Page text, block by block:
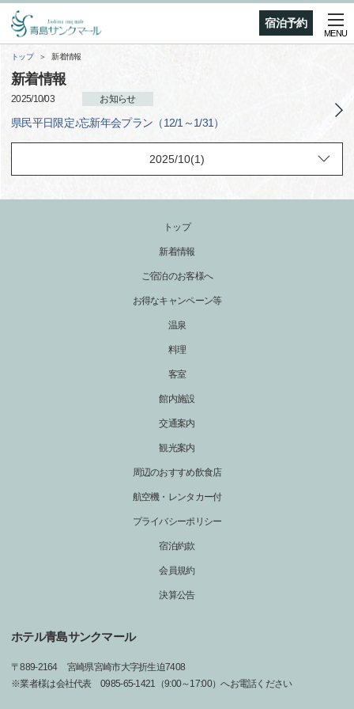
宿泊予約
MENU
トップ 新着情報
新着情報
2025/10/03 お知らせ
県民平日限定♪忘新年会プラン（12/1～1/31）
トップ
新着情報
ご宿泊のお客様へ
お得なキャンペーン等
温泉
料理
客室
館内施設
交通案内
観光案内
周辺のおすすめ飲食店
航空機・レンタカー付
プライバシーポリシー
宿泊約款
会員規約
決算公告
ホテル青島サンクマール
〒889-2164
宮崎県宮崎市大字折生迫7408
※業者様は会社代表 0985-65-1421（9:00～17:00）へお電話ください